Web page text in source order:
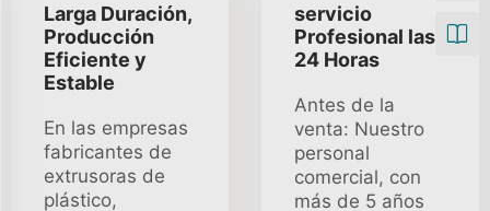
Larga Duración,
Producción
Eficiente y
Estable
En las empresas
fabricantes de
extrusoras de
plástico,
servicio
Profesional las
24 Horas
Antes de la
venta: Nuestro
personal
comercial, con
más de 5 años